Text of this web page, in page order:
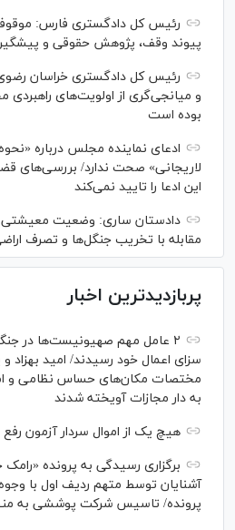
رئیس کل دادگستری فارس:
پیوند وقف، پژوهش حقوقی و
رئیس کل دادگستری خراسان
و میانجی‌گری از اولویت‌های
بوده است
ادعای نماینده مجلس درباره
لاریجانی» صحت ندارد/ بررسی‌های
این ادعا را تایید نمی‌کند
دادستان ساری: وضعیت معیشتی و
مقابله با تخریب جنگل‌ها و تصرف
پربازدیدترین اخبار
سزای اعمال خود رسیدند/ امید بهزاد
مختصات مکان‌های حساس نظامی و
به دار مجازات آویخته شدند
هیچ یک از اموال سردار آزمون
برگزاری رسیدگی به پرونده
آشنایان توسط متهم ردیف اول با
پرونده/ تاسیس شرکت پوششی به